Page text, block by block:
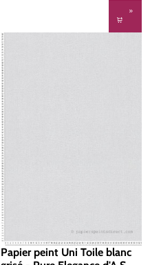
Papier peint Uni Toile blanc